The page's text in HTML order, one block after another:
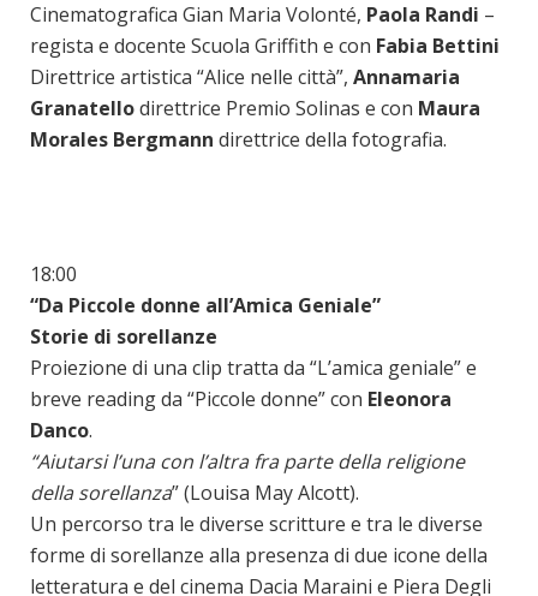
Cinematografica Gian Maria Volonté, Paola Randi –
regista e docente Scuola Griffith e con Fabia Bettini
Direttrice artistica “Alice nelle città”, Annamaria
Granatellodirettrice Premio Solinas e con Maura
Morales Bergmann direttrice della fotografia.
18:00
“Da Piccole donne all’Amica Geniale”
Storie di sorellanze
Proiezione di una clip tratta da “L’amica geniale” e
breve reading da “Piccole donne” con Eleonora
Danco.
“Aiutarsi l’una con l’altra fra parte della religione
della sorellanza” (Louisa May Alcott).
Un percorso tra le diverse scritture e tra le diverse
forme di sorellanze alla presenza di due icone della
letteratura e del cinema Dacia Maraini e Piera Degli